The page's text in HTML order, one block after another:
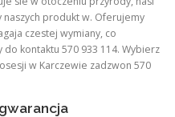
produkt w. Oferujemy
czestej wymiany, co
kontaktu 570 933 114. Wybierz
w Karczewie zadzwon 570